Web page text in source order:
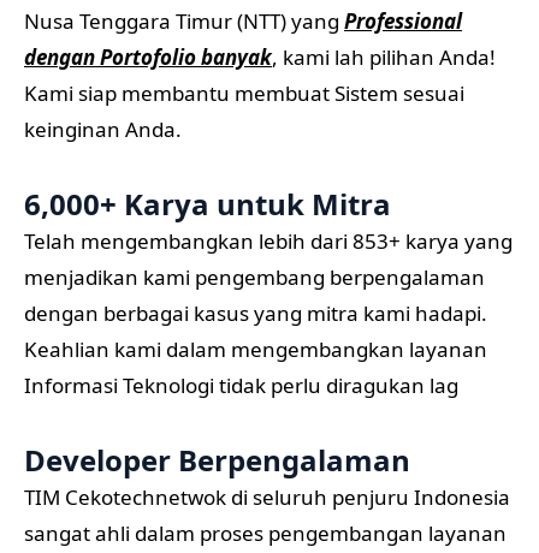
Nusa Tenggara Timur (NTT) yang Professional
dengan Portofolio banyak, kami lah pilihan Anda!
Kami siap membantu membuat Sistem sesuai
keinginan Anda.
6,000+ Karya untuk Mitra
Telah mengembangkan lebih dari 853+ karya yang
menjadikan kami pengembang berpengalaman
dengan berbagai kasus yang mitra kami hadapi.
Keahlian kami dalam mengembangkan layanan
Informasi Teknologi tidak perlu diragukan lag
Developer Berpengalaman
TIM Cekotechnetwok di seluruh penjuru Indonesia
sangat ahli dalam proses pengembangan layanan